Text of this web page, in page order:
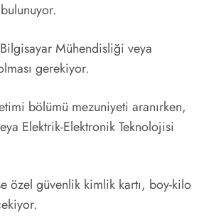
Mühendisliği veya
gerekiyor.
bölümü mezuniyeti aranırken,
Elektrik-Elektronik Teknolojisi
özel güvenlik kimlik kartı, boy-kilo